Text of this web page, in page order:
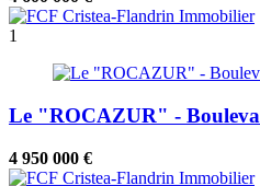
1
Le "ROCAZUR" -
4 950 000 €